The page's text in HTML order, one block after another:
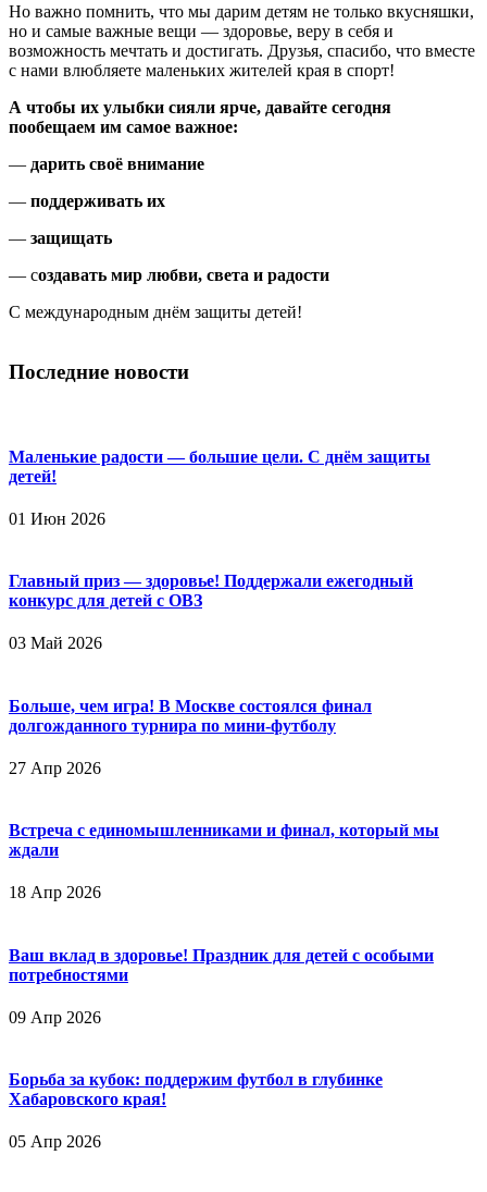
Но важно помнить, что мы дарим детям не только вкусняшки,
но и самые важные вещи — здоровье, веру в себя и
возможность мечтать и достигать. Друзья, спасибо, что вместе
с нами влюбляете маленьких жителей края в спорт!
А чтобы их улыбки сияли ярче, давайте сегодня
пообещаем им самое важное:
— дарить своё внимание
— поддерживать их
— защищать
— создавать мир любви, света и радости
C международным днём защиты детей!
Последние новости
Маленькие радости — большие цели. С днём защиты
детей!
01 Июн 2026
Главный приз — здоровье! Поддержали ежегодный
конкурс для детей с ОВЗ
03 Май 2026
Больше, чем игра! В Москве состоялся финал
долгожданного турнира по мини-футболу
27 Апр 2026
Встреча с единомышленниками и финал, который мы
ждали
18 Апр 2026
Ваш вклад в здоровье! Праздник для детей с особыми
потребностями
09 Апр 2026
Борьба за кубок: поддержим футбол в глубинке
Хабаровского края!
05 Апр 2026